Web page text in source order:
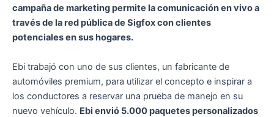
campaña de marketing permite la comunicación en vivo a
través de la red pública de Sigfox con clientes
potenciales en sus hogares.
Ebi trabajó con uno de sus clientes, un fabricante de
automóviles premium, para utilizar el concepto e inspirar a
los conductores a reservar una prueba de manejo en su
nuevo vehículo. Ebi envió 5.000 paquetes personalizados